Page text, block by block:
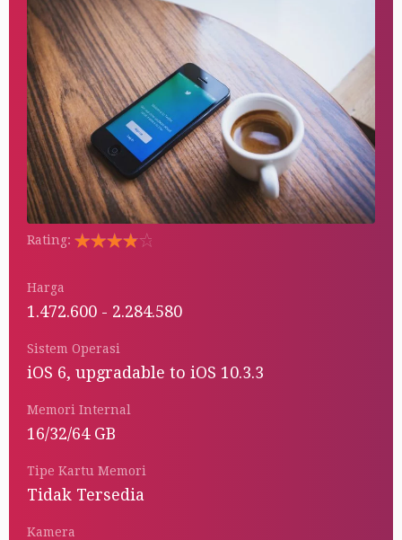
Rating:
Harga
1.472.600 - 2.284.580
Sistem Operasi
iOS 6, upgradable to iOS 10.3.3
Memori Internal
16/32/64 GB
Tipe Kartu Memori
Tidak Tersedia
Kamera